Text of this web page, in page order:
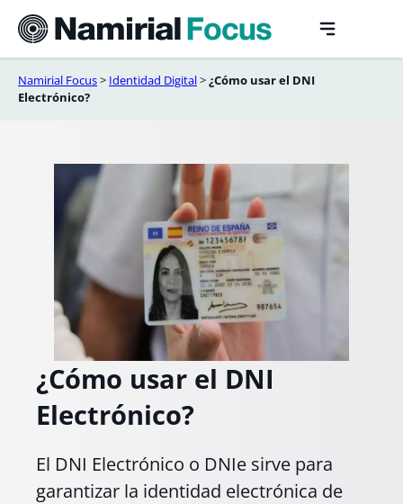
Saltar
contenido
Namirial Focus> Identidad Digital​>¿Cómo usar el DNI
Electrónico?
¿Cómo usar el DNI
Electrónico?
El DNI Electrónico o DNIe sirve para
garantizar la identidad electrónica de